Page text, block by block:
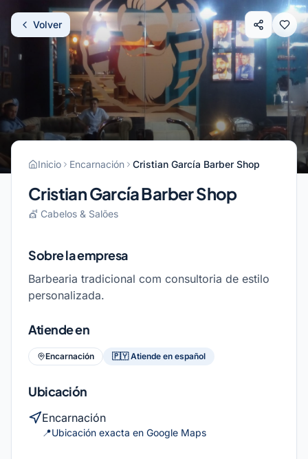
Pular para o conteúdo
Volver
Inicio Encarnación Cristian García Barber Shop
Cristian García Barber Shop
💇 Cabelos & Salões
Sobre la empresa
Barbearia tradicional com consultoria de estilo
personalizada.
Atiende en
Encarnación 🇵🇾Atiende en español
Ubicación
Encarnación
📍Ubicación exacta en Google Maps